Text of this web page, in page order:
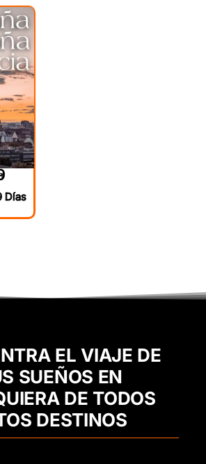
Días
EL VIAJE DE
SUEÑOS EN
DE TODOS
DESTINOS